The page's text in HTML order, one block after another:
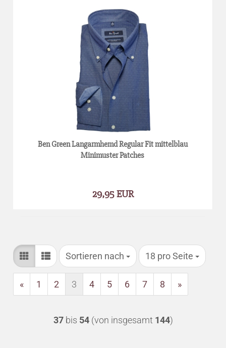
Ben Green Langarmhemd Regular Fit mittelblau
Minimuster Patches
29,95 EUR
Sortieren nach
Sortieren nach 18 pro Seite
pro Seite
« 1 2 3 4 5 6 7 8 »
37bis 54(von insgesamt 144)